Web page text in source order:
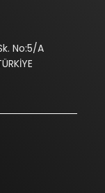
No:5/A